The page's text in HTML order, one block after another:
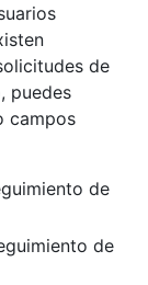
de
puedes
campos
de
de